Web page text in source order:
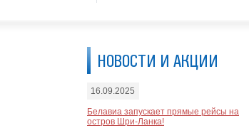
НОВОСТИ И АКЦИИ
16.09.2025
Белавиа запускает прямые рейсы на
остров Шри-Ланка!